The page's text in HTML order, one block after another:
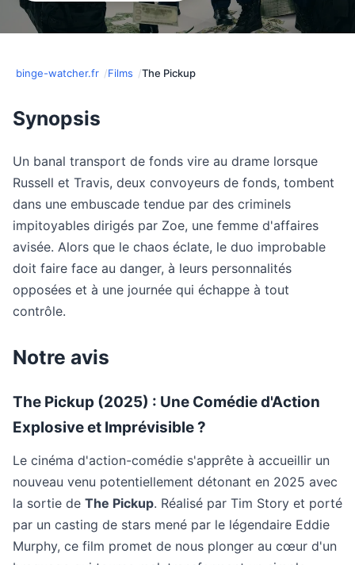
binge-watcher.fr Films The Pickup
Synopsis
Un banal transport de fonds vire au drame lorsque
Russell et Travis, deux convoyeurs de fonds, tombent
dans une embuscade tendue par des criminels
impitoyables dirigés par Zoe, une femme d'affaires
avisée. Alors que le chaos éclate, le duo improbable
doit faire face au danger, à leurs personnalités
opposées et à une journée qui échappe à tout
contrôle.
Notre avis
The Pickup (2025) : Une Comédie d'Action
Explosive et Imprévisible ?
Le cinéma d'action-comédie s'apprête à accueillir un
nouveau venu potentiellement détonant en 2025 avec
la sortie de The Pickup. Réalisé par Tim Story et porté
par un casting de stars mené par le légendaire Eddie
Murphy, ce film promet de nous plonger au cœur d'un